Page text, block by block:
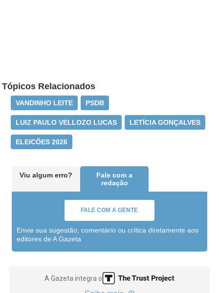
Tópicos Relacionados
VANDINHO LEITE PSDB
LUIZ PAULO VELLOZO LUCAS LETÍCIA GONÇALVES
ELEICÕES 2026
Viu algum erro?
Fale com a
redação
FALE COM A GENTE
Envie sua sugestão, comentário ou crítica diretamente aos
editores de A Gazeta
A Gazeta integra o